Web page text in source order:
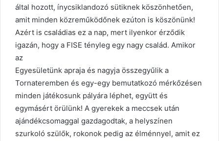
által hozott, ínycsiklandozó sütiknek köszönhetően,
amit minden közreműködőnek ezúton is köszönünk!
Azért is családias ez a nap, mert ilyenkor érződik
igazán, hogy a FISE tényleg egy nagy család. Amikor
az
Egyesületünk apraja és nagyja összegyűlik a
Tornateremben és egy-egy bemutatkozó mérkőzésen
minden játékosunk pályára léphet, együtt és
egymásért örülünk! A gyerekek a meccsek után
ajándékcsomaggal gazdagodtak, a helyszínen
szurkoló szülők, rokonok pedig az élménnyel, amit ez